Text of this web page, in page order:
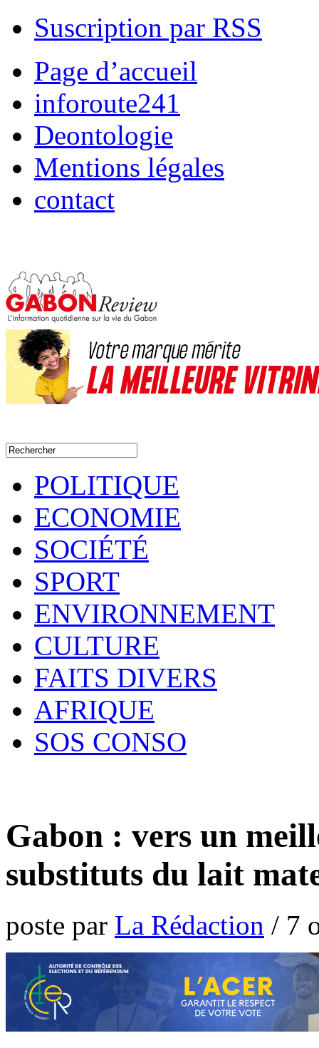
Suscription par RSS
Page d’accueil
inforoute241
Deontologie
Mentions légales
contact
POLITIQUE
ECONOMIE
SOCIÉTÉ
SPORT
ENVIRONNEMENT
CULTURE
FAITS DIVERS
AFRIQUE
SOS CONSO
Gabon : vers un
substituts du lait
poste par La Rédaction / 7